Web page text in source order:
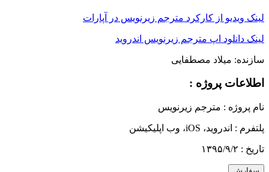
لینک ویدیو از کارکرد مترجم زیرنویس در آپارات
لینک دانلود اپ مترجم زیرنویس اندروید
سازنده: میلاد مصطفایی
اطلاعات پروژه :
نام پروژه : مترجم زیرنویس
پلتفرم : اندروید، iOS، وب اپلیکیشن
تاریخ : ۱۳۹۵/۹/۲